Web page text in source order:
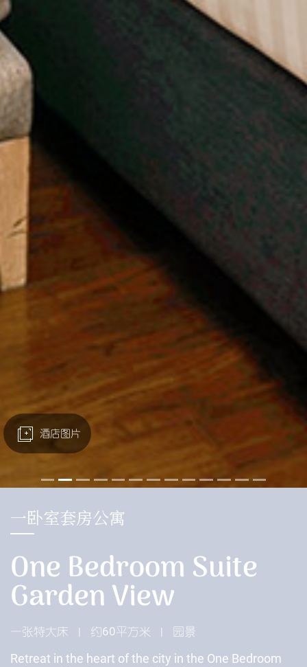
一卧室套房公寓
One Bedroom Suite
Garden View
一张特大床 约60平方米 园景
Retreat in the heart of the city in the One Bedroom
酒店图片